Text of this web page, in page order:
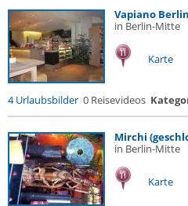
Vapiano
in Berlin-Mitte
Karte
4 Urlaubsbilder 0 Reisevideos
Mirchi
in Berlin-Mitte
Karte